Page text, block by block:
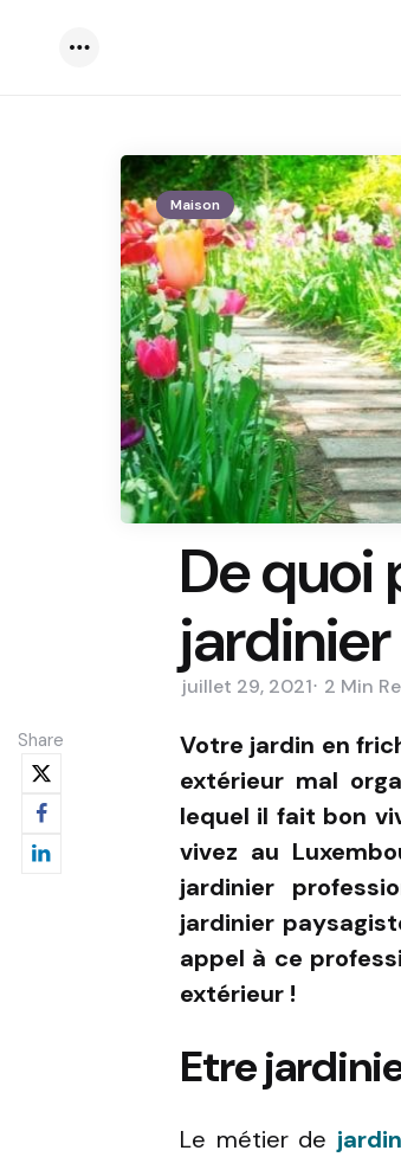
Maison
De quoi
juillet 29, 2021 2 Min
Share
Votre jardin en
extérieur mal
lequel il fait bon
vivez au
jardinier
jardinier
appel à ce
extérieur !
Etre
Le métier de